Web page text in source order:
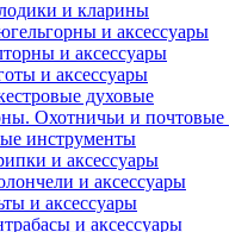
и кларины
и аксессуары
и аксессуары
и аксессуары
духовые
Охотничьи и
инструменты
и аксессуары
и аксессуары
и аксессуары
и аксессуары